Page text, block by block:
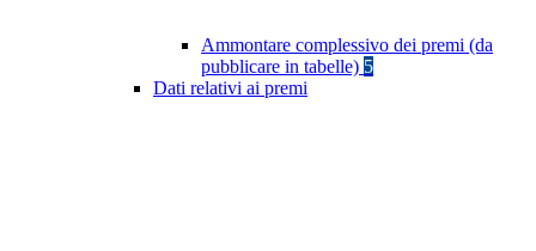
Ammontare complessivo dei premi (da
pubblicare in tabelle) 5
Dati relativi ai premi